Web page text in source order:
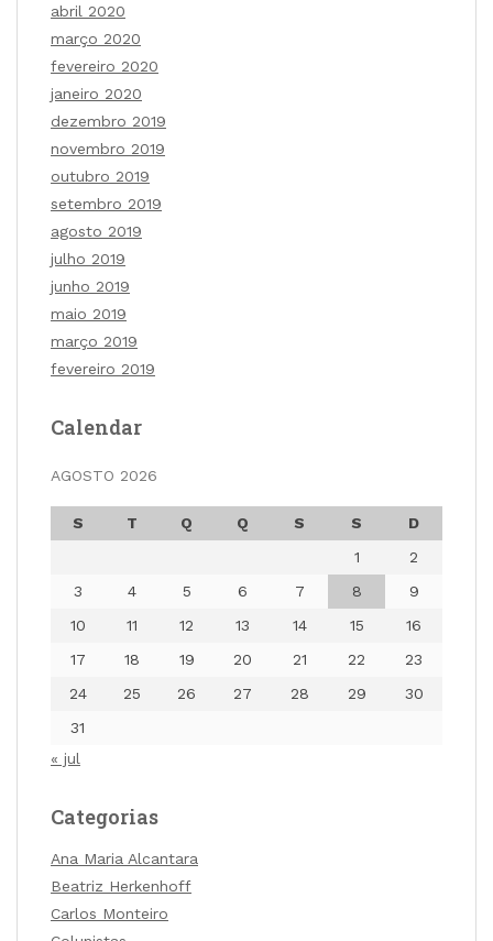
abril 2020
março 2020
fevereiro 2020
janeiro 2020
dezembro 2019
novembro 2019
outubro 2019
setembro 2019
agosto 2019
julho 2019
junho 2019
maio 2019
março 2019
fevereiro 2019
Calendar
AGOSTO 2026
S T Q Q S S
D
1
2
3
4 5 6 7 8
9
10
11 12 13 14 15
16
17
18 19 20 21 22
23
24
25 26 27 28 29
30
31
« jul
Categorias
Ana Maria Alcantara
Beatriz Herkenhoff
Carlos Monteiro